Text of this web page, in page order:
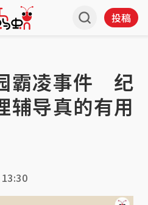
投稿
霸凌事件 纪
辅导真的有用